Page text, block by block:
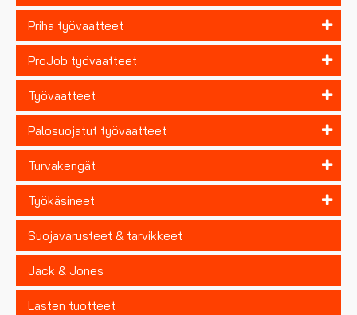
Priha työvaatteet
ProJob työvaatteet
Työvaatteet
Palosuojatut työvaatteet
Turvakengät
Työkäsineet
Suojavarusteet & tarvikkeet
Jack & Jones
Lasten tuotteet